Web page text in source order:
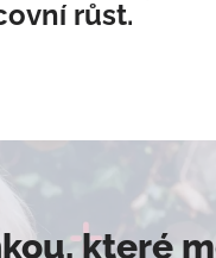
růst.
, které